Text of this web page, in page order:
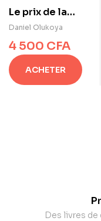
Le prix de la
puissance
Daniel Olukoya
4 500 CFA
ACHETER
Des livres de